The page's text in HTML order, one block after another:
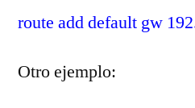
route add default gw
Otro ejemplo: